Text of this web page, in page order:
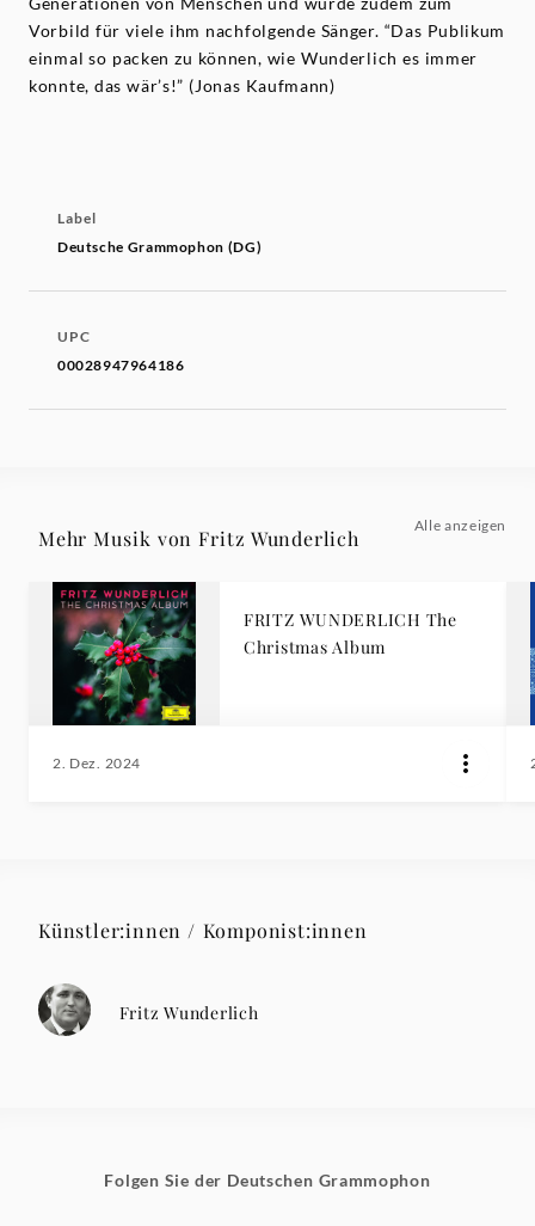
Vorbild für viele ihm nachfolgende Sänger. “Das Publikum
einmal so packen zu können, wie Wunderlich es immer
konnte, das wär’s!” (Jonas Kaufmann)
Label
Deutsche Grammophon (DG)
UPC
00028947964186
Mehr Musik von Fritz Wunderlich
Alle anzeigen
FRITZ WUNDERLICH The
Christmas Album
2. Dez. 2024
Künstler:innen / Komponist:innen
Fritz Wunderlich
Folgen Sie der Deutschen Grammophon